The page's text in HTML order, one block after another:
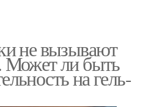
не вызывают
Может ли быть
на гель-